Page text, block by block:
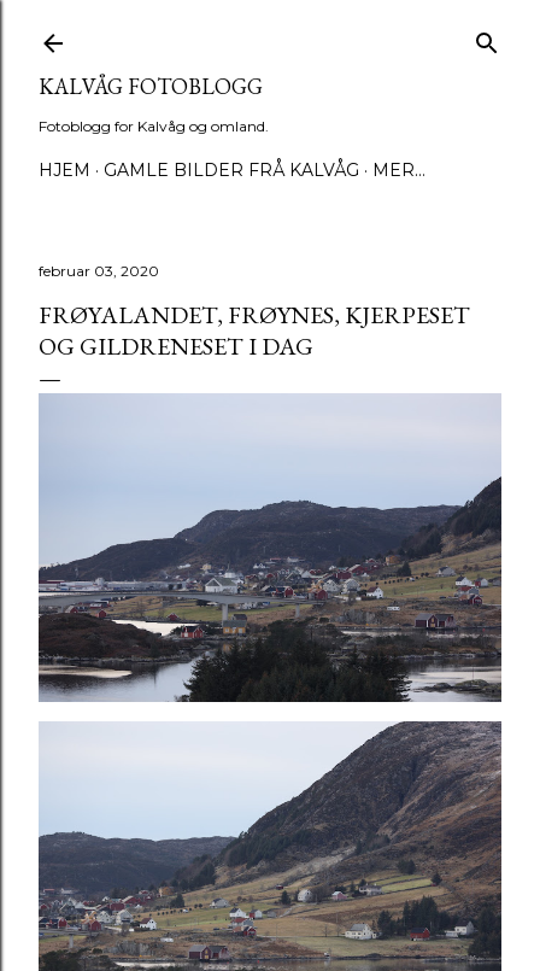
KALVÅG FOTOBLOGG
Fotoblogg for Kalvåg og omland.
HJEM GAMLE BILDER FRÅ KALVÅG MER…
februar 03, 2020
FRØYALANDET, FRØYNES, KJERPESET
OG GILDRENESET I DAG